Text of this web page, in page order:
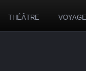
THÉÂTRE